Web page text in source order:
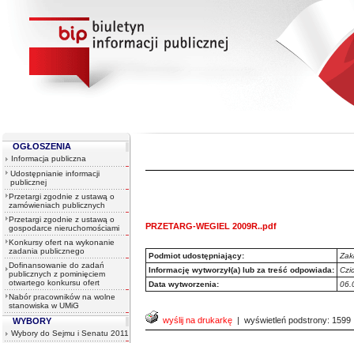
OGŁOSZENIA
Informacja publiczna
Udostępnianie informacji
publicznej
Przetargi zgodnie z ustawą o
zamówieniach publicznych
Przetargi zgodnie z ustawą o
gospodarce nieruchomościami
Konkursy ofert na wykonanie
zadania publicznego
Dofinansowanie do zadań
publicznych z pominięciem
otwartego konkursu ofert
Nabór pracowników na wolne
stanowiska w UMiG
WYBORY
Wybory do Sejmu i Senatu 2011
PRZETARG-WEGIEL 2009R..pdf
Podmiot udostępniający:
Informację wytworzył(a) lub za treść odpowiada:
Data wytworzenia:
wyślij na drukarkę | wyświetleń podstrony: